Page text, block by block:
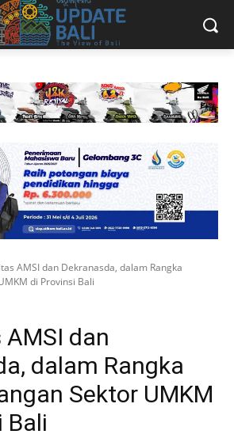
AMSI dan Dekranasda, dalam Rangka
di Provinsi Bali
dan
dalam Rangka
Sektor UMKM
Bali